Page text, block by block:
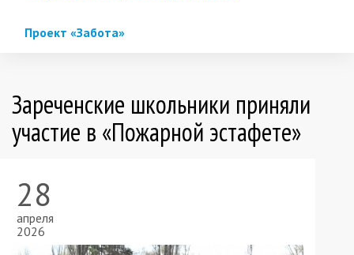
Проект «Забота»
Зареченские школьники приняли
участие в «Пожарной эстафете»
28
апреля
2026